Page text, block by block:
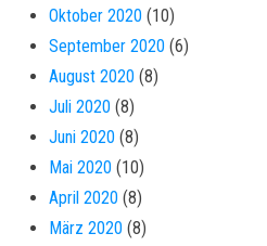
Oktober 2020 (10)
September 2020 (6)
August 2020 (8)
Juli 2020 (8)
Juni 2020 (8)
Mai 2020 (10)
April 2020 (8)
März 2020 (8)